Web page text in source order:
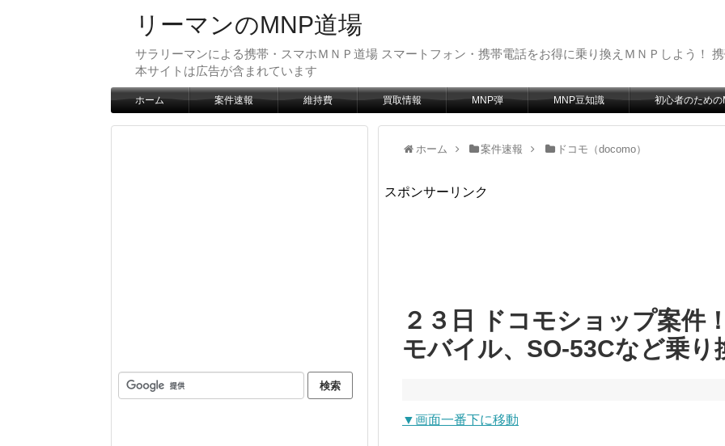
リーマンのMNP道場
サラリーマンによる携帯・スマホＭＮＰ道場 スマートフォン・携帯電話をお得に乗り換えＭＮＰしよう！
本サイトは広告が含まれています
ホーム 案件速報 維持費 買取情報 MNP弾 MNP豆知識 初心者のための
ホーム 案件速報 ドコモ（docomo）
スポンサーリンク
２３日 ドコモショップ案件
モバイル、SO-53Cなど乗り
▼画面一番下に移動